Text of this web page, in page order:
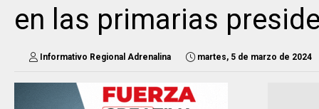
en las primarias
Informativo Regional Adrenalina martes, 5 de marzo de 2024